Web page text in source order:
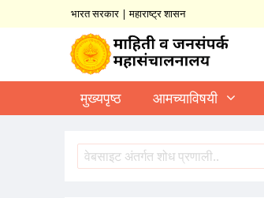
भारत सरकार |महाराष्ट्र शासन
मुख्यपृष्ठ आमच्याविषयी
शोध
Search